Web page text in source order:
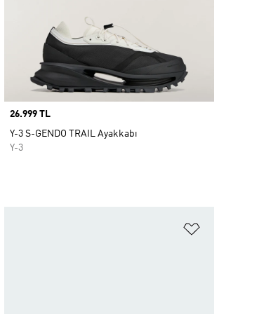
Price
26.999 TL
Y-3 S-GENDO TRAIL Ayakkabı
Y-3